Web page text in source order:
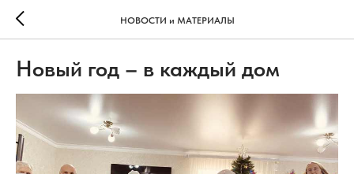
НОВОСТИ и МАТЕРИАЛЫ
Новый год – в каждый дом